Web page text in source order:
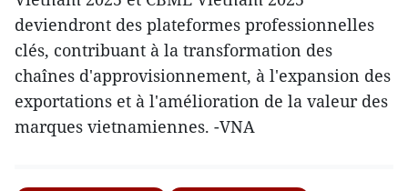
deviendront des plateformes professionnelles
clés, contribuant à la transformation des
chaînes d'approvisionnement, à l'expansion des
exportations et à l'amélioration de la valeur des
marques vietnamiennes. -VNA